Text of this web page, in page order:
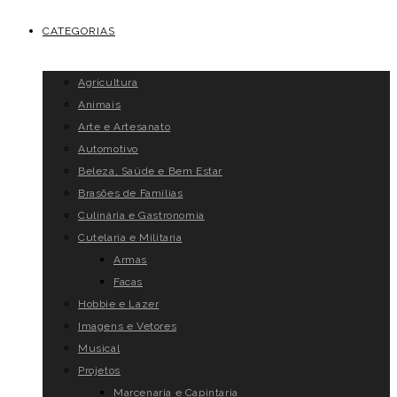
CATEGORIAS
Agricultura
Animais
Arte e Artesanato
Automotivo
Beleza, Saúde e Bem Estar
Brasões de Famílias
Culinária e Gastronomia
Cutelaria e Militaria
Armas
Facas
Hobbie e Lazer
Imagens e Vetores
Musical
Projetos
Marcenaria e Capintaria